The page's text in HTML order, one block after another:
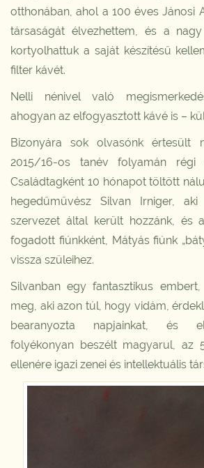
otthonában, ahol a 100 éves Jánosi
társaságát élvezhettem, és a
kortyolhattuk a saját készítésű
filter kávét.
Nelli nénivel való
ahogyan az elfogyasztott kávé is –
Bizonyára sok olvasónk
2015/16-os tanév folyamán régi
Családtagként 10 hónapot töltött
hegedűművész Silvan Irniger,
szervezet által került hozzánk, és
fogadott fiúnkként, Mátyás fiúnk
vissza szüleihez.
Silvanban egy fantasztikus
meg, aki azon túl, hogy vidám,
bearanyozta napjainkat, és
folyékonyan beszélt magyarul, az
ellenére igazi zenei és intellektuális